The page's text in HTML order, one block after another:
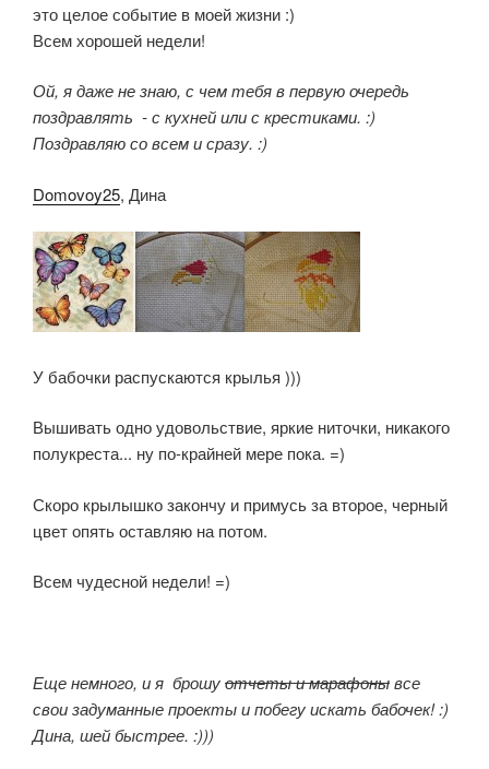
это целое событие в моей жизни :)
Всем хорошей недели!
Ой, я даже не знаю, с чем тебя в первую очередь
поздравлять - с кухней или с крестиками. :)
Поздравляю со всем и сразу. :)
Domovoy25, Дина
У бабочки распускаются крылья )))
Вышивать одно удовольствие, яркие ниточки, никакого
полукреста... ну по-крайней мере пока. =)
Скоро крылышко закончу и примусь за второе, черный
цвет опять оставляю на потом.
Всем чудесной недели! =)
Еще немного, и я брошуотчеты и марафонывсе
свои задуманные проекты и побегу искать бабочек! :)
Дина, шей быстрее. :)))